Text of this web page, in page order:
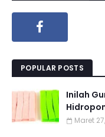
POPULAR POSTS
Inilah
Maret